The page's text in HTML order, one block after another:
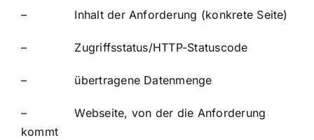
– Inhalt der Anforderung (konkrete Seite)
– Zugriffsstatus/HTTP-Statuscode
– übertragene Datenmenge
– Webseite, von der die Anforderung
kommt